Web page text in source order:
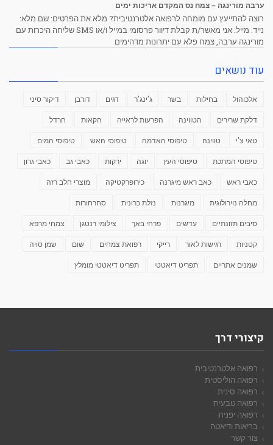
ערבה מורינגה – צמח נס המקדם אריכות ימים
רוצה להתייעץ עם מומחה לרפואה אלטרנטיבית? מלא את הפרטים: שם מלא:
נייד: מייל: אני מאשר/ת קבלת דיוור פרסומי במייל ו/או SMS שליחה היכרות עם
מורינגה ערבה, צמח פלא עם יתרונות מדהימים
עוד נושאים
אלכוהול בחילות בשר ג'ינג'ר דגים דורבן דיקור סיני
דלקת שרירים הטווינה הפרעות לראייה הקאות חרדל
טאי צ'י טווינה טיפוסי האדמה טיפוסי האש טיפוסי המים
טיפוסי המתכת טיפוסי העץ יוגה ירקות כאבי גב כאבי גרון
כאבי ראש כאב ראש מיגרנה כירופרקטיקה מוצרי חלב רזה
מחלה נוירולוגית מיגרנות נזלת כרונית סחרחורות
סיבים תזונתיים עדשים פרחי באך צילומי רנטגן צמחי מרפא
קטניות רגישות לאור רייקי רפואת צמחים שום שמן סויה
שמנים אתריים תפריט דיאטטי תפריט דיאטטי מומלץ
קיצורי דרך
רפואה אלטרנטיבית
רפואה הוליסטית
רפואה סינית
רפואה טבעית
רפואה יפנית
בריאות ודיאטה
צור קשר